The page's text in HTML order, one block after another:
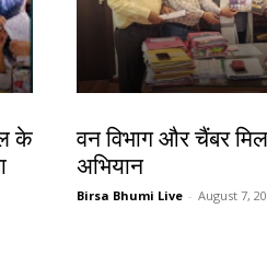
के
वन विभाग और चैंबर
अभियान
Birsa Bhumi Live - August 7,